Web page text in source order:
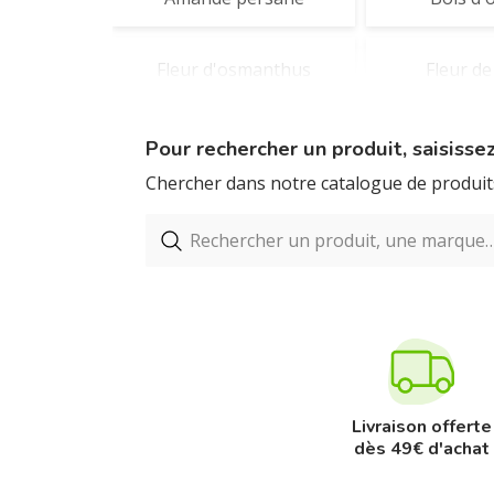
Fleur d'osmanthus Fleur de
Jean-marie farina
Pour rechercher un produit,
Chercher dans notre catalogue de
Livraison offerte
dès 49€ d'achat